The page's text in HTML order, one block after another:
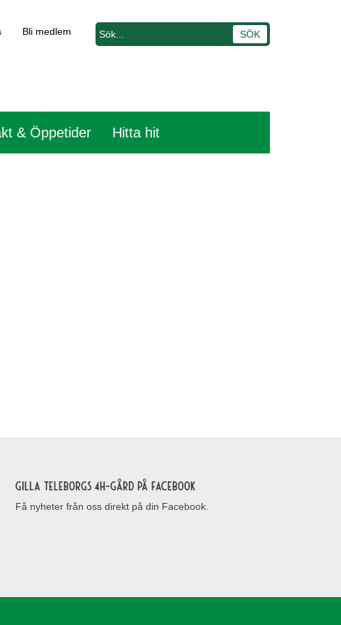
Bli medlem
& Öppetider Hitta hit
Gilla Teleborgs 4H-gård på Facebook
Få nyheter från oss direkt på din Facebook.